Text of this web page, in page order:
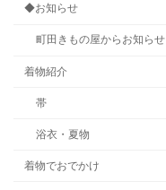
◆お知らせ
町田きもの屋からお知らせ
着物紹介
帯
浴衣・夏物
着物でおでかけ